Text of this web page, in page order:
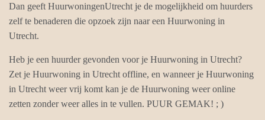
Dan geeft HuurwoningenUtrecht je de mogelijkheid om huurders
zelf te benaderen die opzoek zijn naar een Huurwoning in
Utrecht.
Heb je een huurder gevonden voor je Huurwoning in Utrecht?
Zet je Huurwoning in Utrecht offline, en wanneer je Huurwoning
in Utrecht weer vrij komt kan je de Huurwoning weer online
zetten zonder weer alles in te vullen. PUUR GEMAK! ; )